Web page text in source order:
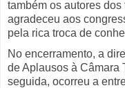
também os autores
agradeceu aos
pela rica troca de
No encerramento, a
de Aplausos à Câmara
seguida, ocorreu a